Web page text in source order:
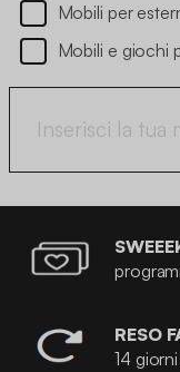
Mobili per
Mobili e giochi
RESO
14